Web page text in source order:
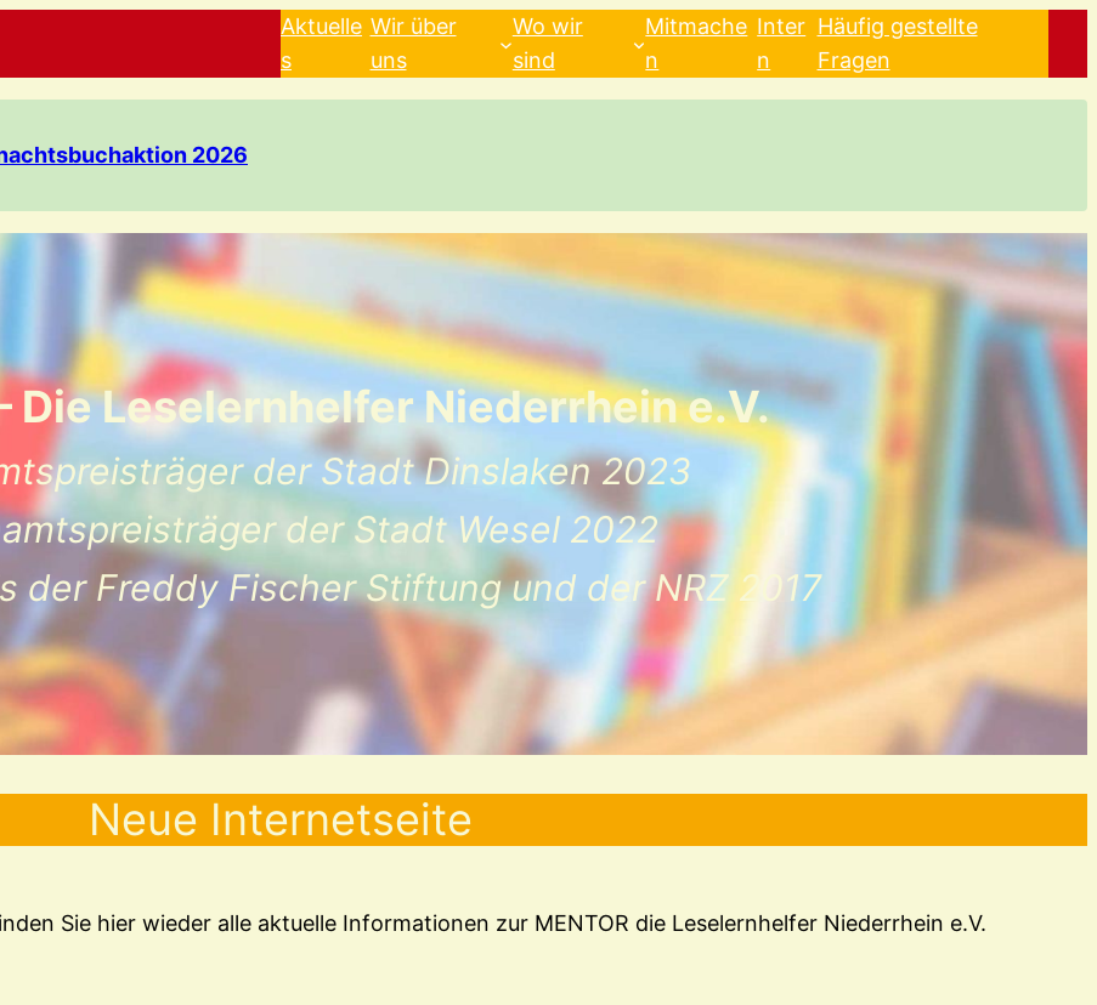
Aktuelle
s
Wir über
uns
Wo wir
sind
Mitmache
n
Inter
n
Häufig gestellte
Fragen
2026
Die Leselernhelfer Niederrhein e.V.
der Stadt Dinslaken 2023
der Stadt Wesel 2022
der Freddy Fischer Stiftung und der NRZ 2017
Neue Internetseite
Sie hier wieder alle aktuelle Informationen zur MENTOR die Leselernhelfer Niederrhein e.V.